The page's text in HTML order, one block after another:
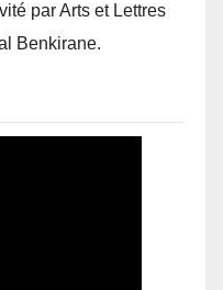
par Arts et Lettres
Benkirane.